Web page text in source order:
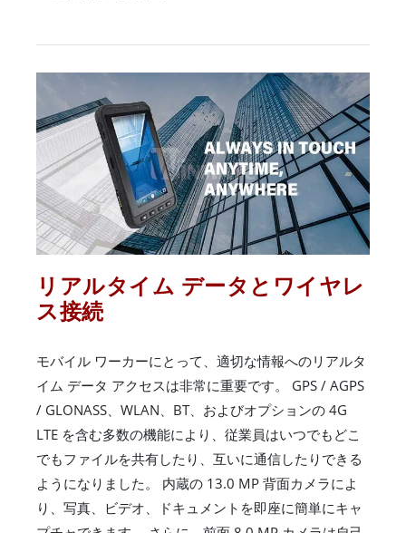
リアルタイム データとワイヤレ
ス接続
モバイル ワーカーにとって、適切な情報へのリアルタ
イム データ アクセスは非常に重要です。 GPS / AGPS
/ GLONASS、WLAN、BT、およびオプションの 4G
LTE を含む多数の機能により、従業員はいつでもどこ
でもファイルを共有したり、互いに通信したりできる
ようになりました。 内蔵の 13.0 MP 背面カメラによ
り、写真、ビデオ、ドキュメントを即座に簡単にキャ